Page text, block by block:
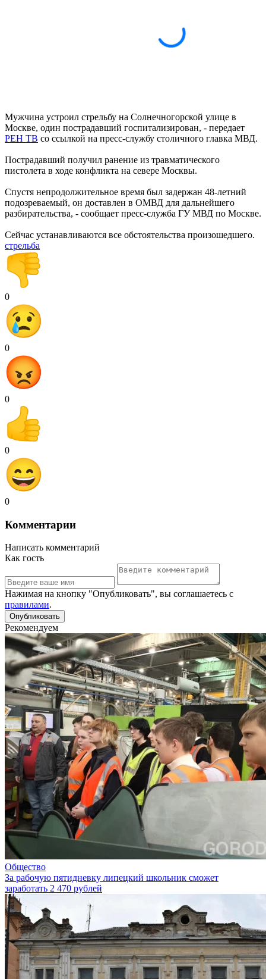
Мужчина устроил стрельбу на Солнечногорской улице в
Москве, один пострадавший госпитализирован, - передает
РЕН ТВ со ссылкой на пресс-службу столичного главка МВД.
Пострадавший получил ранение из травматического
пистолета в ходе конфликта на севере Москвы.
Спустя непродолжительное время был задержан 48-летний
подозреваемый, он доставлен в ОМВД для дальнейшего
разбирательства, - сообщает пресс-служба ГУ МВД по Москве.
Сейчас устанавливаются все обстоятельства произошедшего.
стрельба
0
0
0
0
0
Комментарии
Написать комментарий
Как гость
Нажимая на кнопку "Опубликовать", вы соглашаетесь с
правилами.
Рекомендуем
Общество
За рабочую пятидневку липецкий школьник сможет
заработать 2 470 рублей